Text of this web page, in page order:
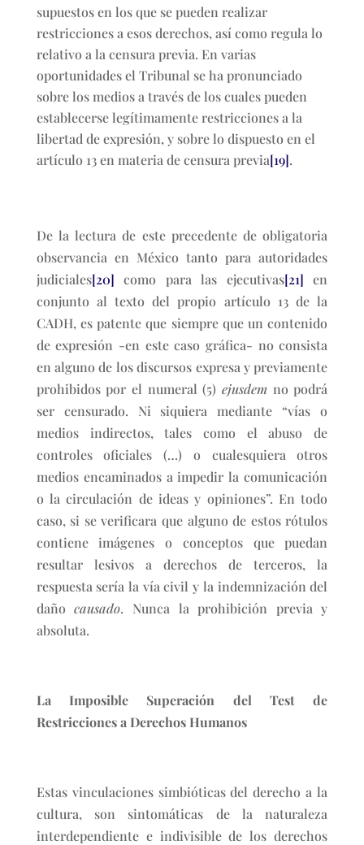
supuestos en los que se pueden realizar
restricciones a esos derechos, así como regula lo
relativo a la censura previa. En varias
oportunidades el Tribunal se ha pronunciado
sobre los medios a través de los cuales pueden
establecerse legítimamente restricciones a la
libertad de expresión, y sobre lo dispuesto en el
artículo 13 en materia de censura previa[19].
De la lectura de este precedente de obligatoria
observancia en México tanto para autoridades
judiciales[20] como para las ejecutivas[21] en
conjunto al texto del propio artículo 13 de la
CADH, es patente que siempre que un contenido
de expresión -en este caso gráfica- no consista
en alguno de los discursos expresa y previamente
prohibidos por el numeral (5) ejusdemno podrá
ser censurado. Ni siquiera mediante “vías o
medios indirectos, tales como el abuso de
controles oficiales (…) o cualesquiera otros
medios encaminados a impedir la comunicación
o la circulación de ideas y opiniones”. En todo
caso, si se verificara que alguno de estos rótulos
contiene imágenes o conceptos que puedan
resultar lesivos a derechos de terceros, la
respuesta sería la vía civil y la indemnización del
dañocausado. Nunca la prohibición previa y
absoluta.
La Imposible Superación del Test de
Restricciones a Derechos Humanos
Estas vinculaciones simbióticas del derecho a la
cultura, son sintomáticas de la naturaleza
interdependiente e indivisible de los derechos